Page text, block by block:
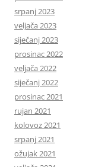
srpanj 2023
veljača 2023
siječanj 2023
prosinac 2022
veljača 2022
siječanj 2022
prosinac 2021
rujan 2021
kolovoz 2021
srpanj 2021
ožujak 2021